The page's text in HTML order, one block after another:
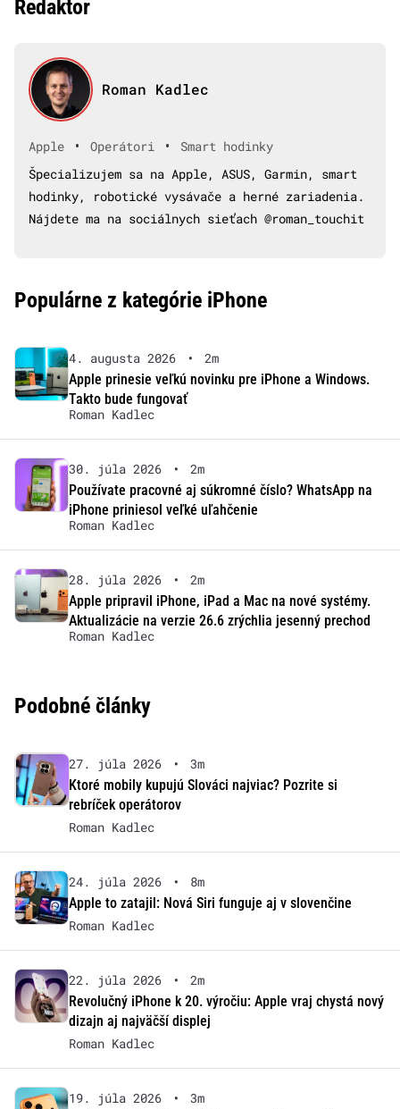
Redaktor
Roman Kadlec
Apple • Operátori •
Smart hodinky
Špecializujem sa na Apple, ASUS, Garmin, smart
hodinky, robotické vysávače a herné zariadenia.
Nájdete ma na sociálnych sieťach @roman_touchit
Populárne z kategórie iPhone
4. augusta 2026 •
2m
Apple prinesie veľkú novinku pre iPhone a Windows.
Takto bude fungovať
Roman Kadlec
30. júla 2026 •
2m
Používate pracovné aj súkromné číslo? WhatsApp na
iPhone priniesol veľké uľahčenie
Roman Kadlec
28. júla 2026 •
2m
Apple pripravil iPhone, iPad a Mac na nové systémy.
Aktualizácie na verzie 26.6 zrýchlia jesenný prechod
Roman Kadlec
Podobné články
27. júla 2026 •
3m
Ktoré mobily kupujú Slováci najviac? Pozrite si
rebríček operátorov
Roman Kadlec
24. júla 2026 •
8m
Apple to zatajil: Nová Siri funguje aj v slovenčine
Roman Kadlec
22. júla 2026 •
2m
Revolučný iPhone k 20. výročiu: Apple vraj chystá nový
dizajn aj najväčší displej
Roman Kadlec
19. júla 2026 •
3m